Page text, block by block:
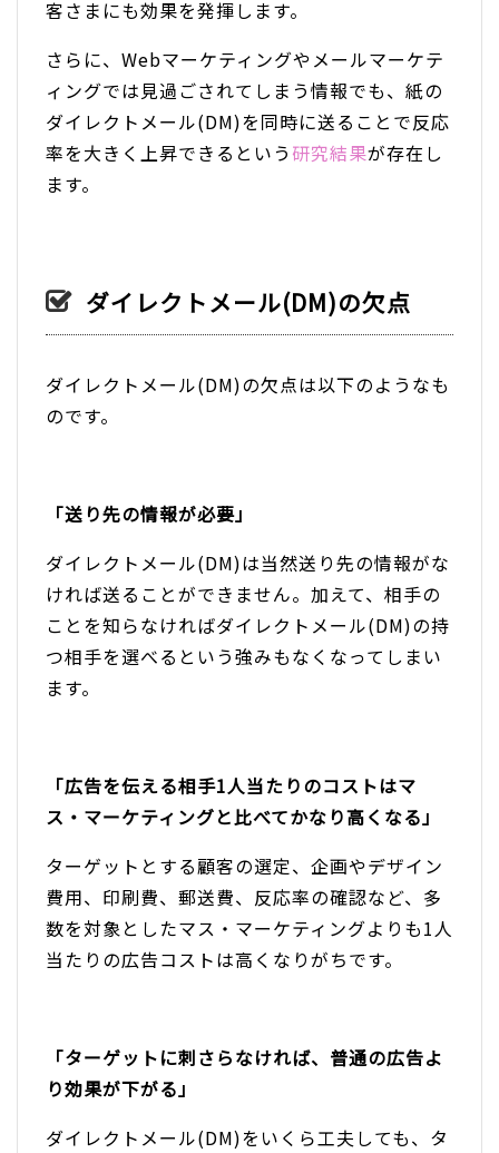
客さまにも効果を発揮します。
さらに、Webマーケティングやメールマーケテ
ィングでは見過ごされてしまう情報でも、紙の
ダイレクトメール(DM)を同時に送ることで反応
率を大きく上昇できるという研究結果が存在し
ます。
ダイレクトメール(DM)の欠点
ダイレクトメール(DM)の欠点は以下のようなも
のです。
「送り先の情報が必要」
ダイレクトメール(DM)は当然送り先の情報がな
ければ送ることができません。加えて、相手の
ことを知らなければダイレクトメール(DM)の持
つ相手を選べるという強みもなくなってしまい
ます。
「広告を伝える相手1人当たりのコストはマ
ス・マーケティングと比べてかなり高くなる」
ターゲットとする顧客の選定、企画やデザイン
費用、印刷費、郵送費、反応率の確認など、多
数を対象としたマス・マーケティングよりも1人
当たりの広告コストは高くなりがちです。
「ターゲットに刺さらなければ、普通の広告よ
り効果が下がる」
ダイレクトメール(DM)をいくら工夫しても、タ